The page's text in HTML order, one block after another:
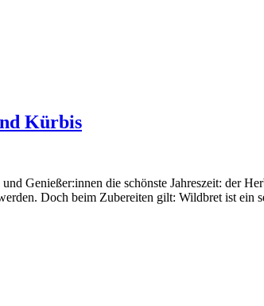
Kürbis
Genießer:innen die schönste Jahreszeit: der
Doch beim Zubereiten gilt: Wildbret ist ein